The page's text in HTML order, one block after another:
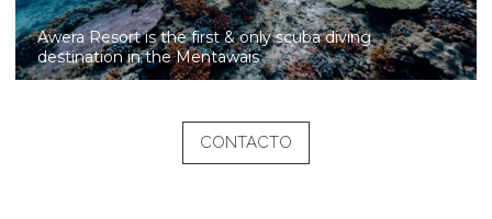
Awera is the unique resort to offer world-class scuba
diving and SSI certification in the Mentawai Islands
CONTACTO